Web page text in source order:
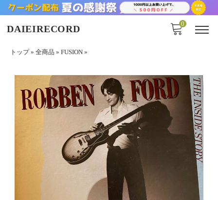
DAIEIRECORD 0
トップ» 全商品 » FUSION »